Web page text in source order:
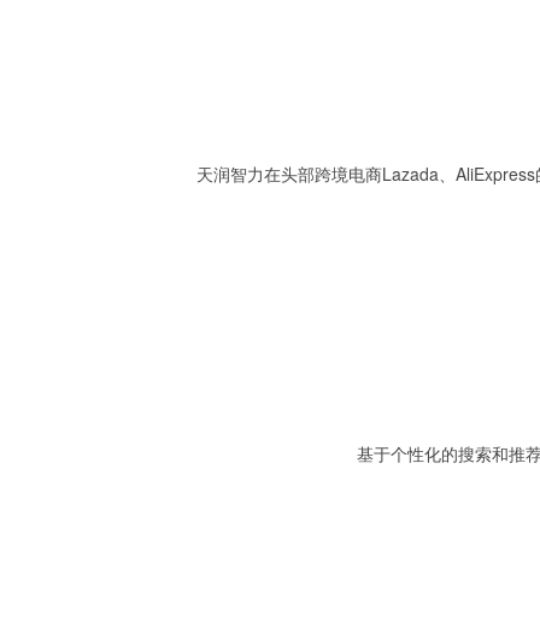
天润智力在头部跨境电商Lazada、
基于个性化的搜索和推